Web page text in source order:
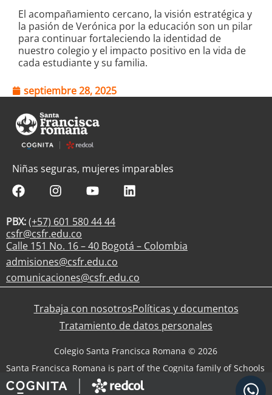
El acompañamiento cercano, la visión estratégica y
la pasión de Verónica por la educación son un pilar
para continuar fortaleciendo la identidad de
nuestro colegio y el impacto positivo en la vida de
cada estudiante y su familia.
septiembre 28, 2025
Niñas seguras, mujeres imparables
PBX:(+57) 601 580 44 44
csfr@csfr.edu.co
Calle 151 No. 16 – 40 Bogotá – Colombia
admisiones@csfr.edu.co
comunicaciones@csfr.edu.co
Trabaja con nosotrosPolíticas y documentos
Tratamiento de datos personales
Colegio Santa Francisca Romana © 2026
Santa Francisca Romana is part of the Cognita family of Schools